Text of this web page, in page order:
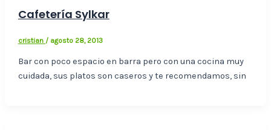
Cafetería Sylkar
cristian / agosto 28, 2013
Bar con poco espacio en barra pero con una cocina muy
cuidada, sus platos son caseros y te recomendamos, sin